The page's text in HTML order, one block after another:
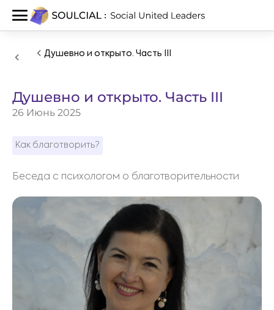
Душевно и открыто. Часть III
Душевно и открыто. Часть III
26 Июнь 2025
Как благотворить?
Беседа с психологом о благотворительности